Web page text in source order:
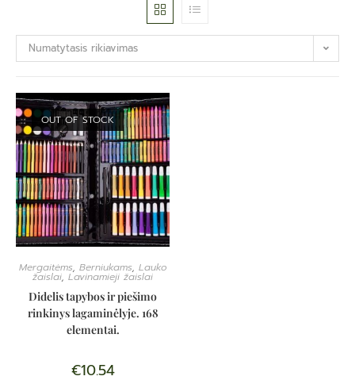
Numatytasis rikiavimas
OUT OF STOCK
Mergaitėms, Berniukams, Lauko
žaislai, Lavinamieji žaislai
Didelis tapybos ir piešimo
rinkinys lagaminėlyje. 168
elementai.
€10.54